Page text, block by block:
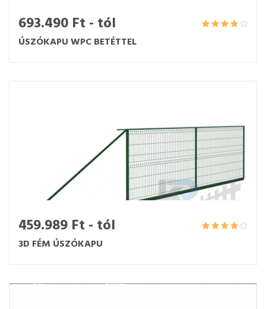
693.490 Ft - tól
ÚSZÓKAPU WPC BETÉTTEL
459.989 Ft - tól
3D FÉM ÚSZÓKAPU